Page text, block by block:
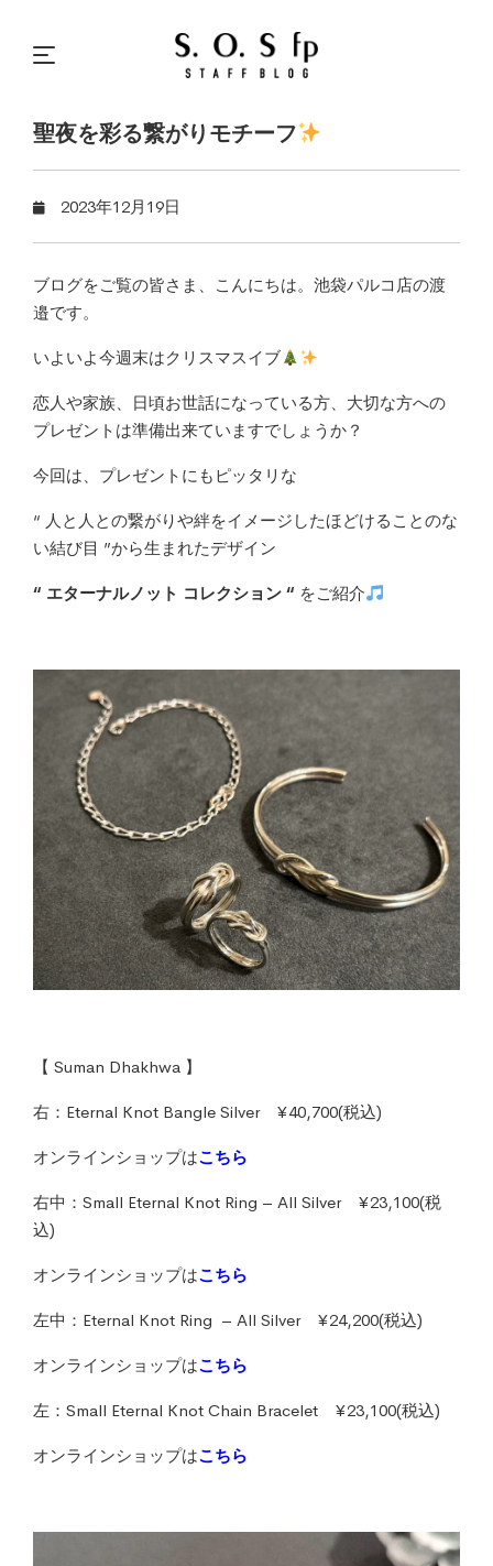
聖夜を彩る繋がりモチーフ
2023年12月19日
ブログをご覧の皆さま、こんにちは。池袋パルコ店の渡
邉です。
いよいよ今週末はクリスマスイブ
恋人や家族、日頃お世話になっている方、大切な方への
プレゼントは準備出来ていますでしょうか？
今回は、プレゼントにもピッタリな
“ 人と人との繋がりや絆をイメージしたほどけることのな
い結び目 ”から生まれたデザイン
“ エターナルノット コレクション “ をご紹介
【 Suman Dhakhwa 】
右：Eternal Knot Bangle Silver ¥40,700(税込)
オンラインショップはこちら
右中：Small Eternal Knot Ring – All Silver ¥23,100(税
込)
オンラインショップはこちら
左中：Eternal Knot Ring – All Silver ¥24,200(税込)
オンラインショップはこちら
左：Small Eternal Knot Chain Bracelet ¥23,100(税込)
オンラインショップはこちら